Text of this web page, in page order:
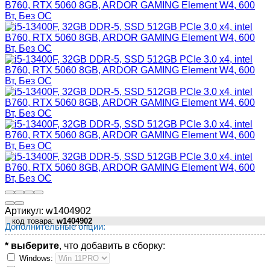
Артикул: w1404902
код товара: w1404902
Дополнительные опции:
* выберите, что добавить в сборку:
Windows: